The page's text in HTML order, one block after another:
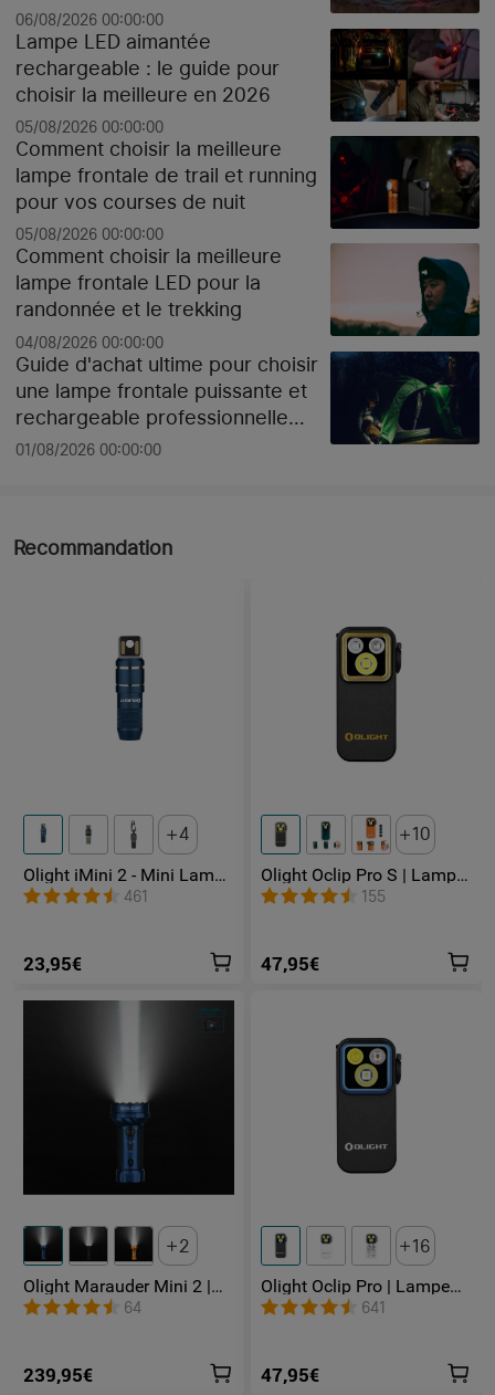
high-tech pour Noël
06/08/2026 00:00:00
Lampe LED aimantée
rechargeable : le guide pour
choisir la meilleure en 2026
05/08/2026 00:00:00
Comment choisir la meilleure
lampe frontale de trail et running
pour vos courses de nuit
05/08/2026 00:00:00
Comment choisir la meilleure
lampe frontale LED pour la
randonnée et le trekking
04/08/2026 00:00:00
Guide d'achat ultime pour choisir
une lampe frontale puissante et
rechargeable professionnelle
pour le chantier ou le sport selon
01/08/2026 00:00:00
Recommandation
4
Olight iMini 2 - Mini Lampe
LED Rechargeable
461
23,95€
10
Olight Oclip Pro S | Lampe
gilet tactique 600 lm avec
lumières RVB et UV
155
47,95€
2
Olight Marauder Mini 2 |
Lampe Torche Puissante
Rechargeable 10000
64
239,95€
16
Olight Oclip Pro | Lampe
gilet tactique 500 lm &
lumière rouge
641
47,95€